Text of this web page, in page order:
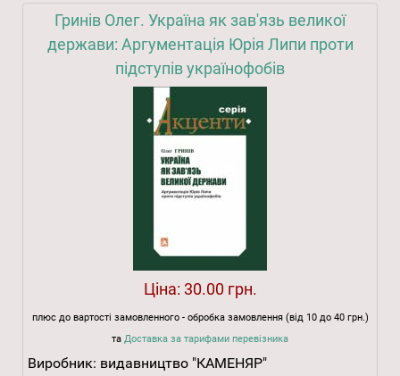
Гринів Олег. Україна як зав'язь великої
держави: Аргументація Юрія Липи проти
підступів українофобів
Ціна: 30.00 грн.
плюс до вартості замовленного - обробка замовлення (від 10 до 40 грн.)
та Доставка за тарифами перевізника
Виробник: видавництво "КАМЕНЯР"